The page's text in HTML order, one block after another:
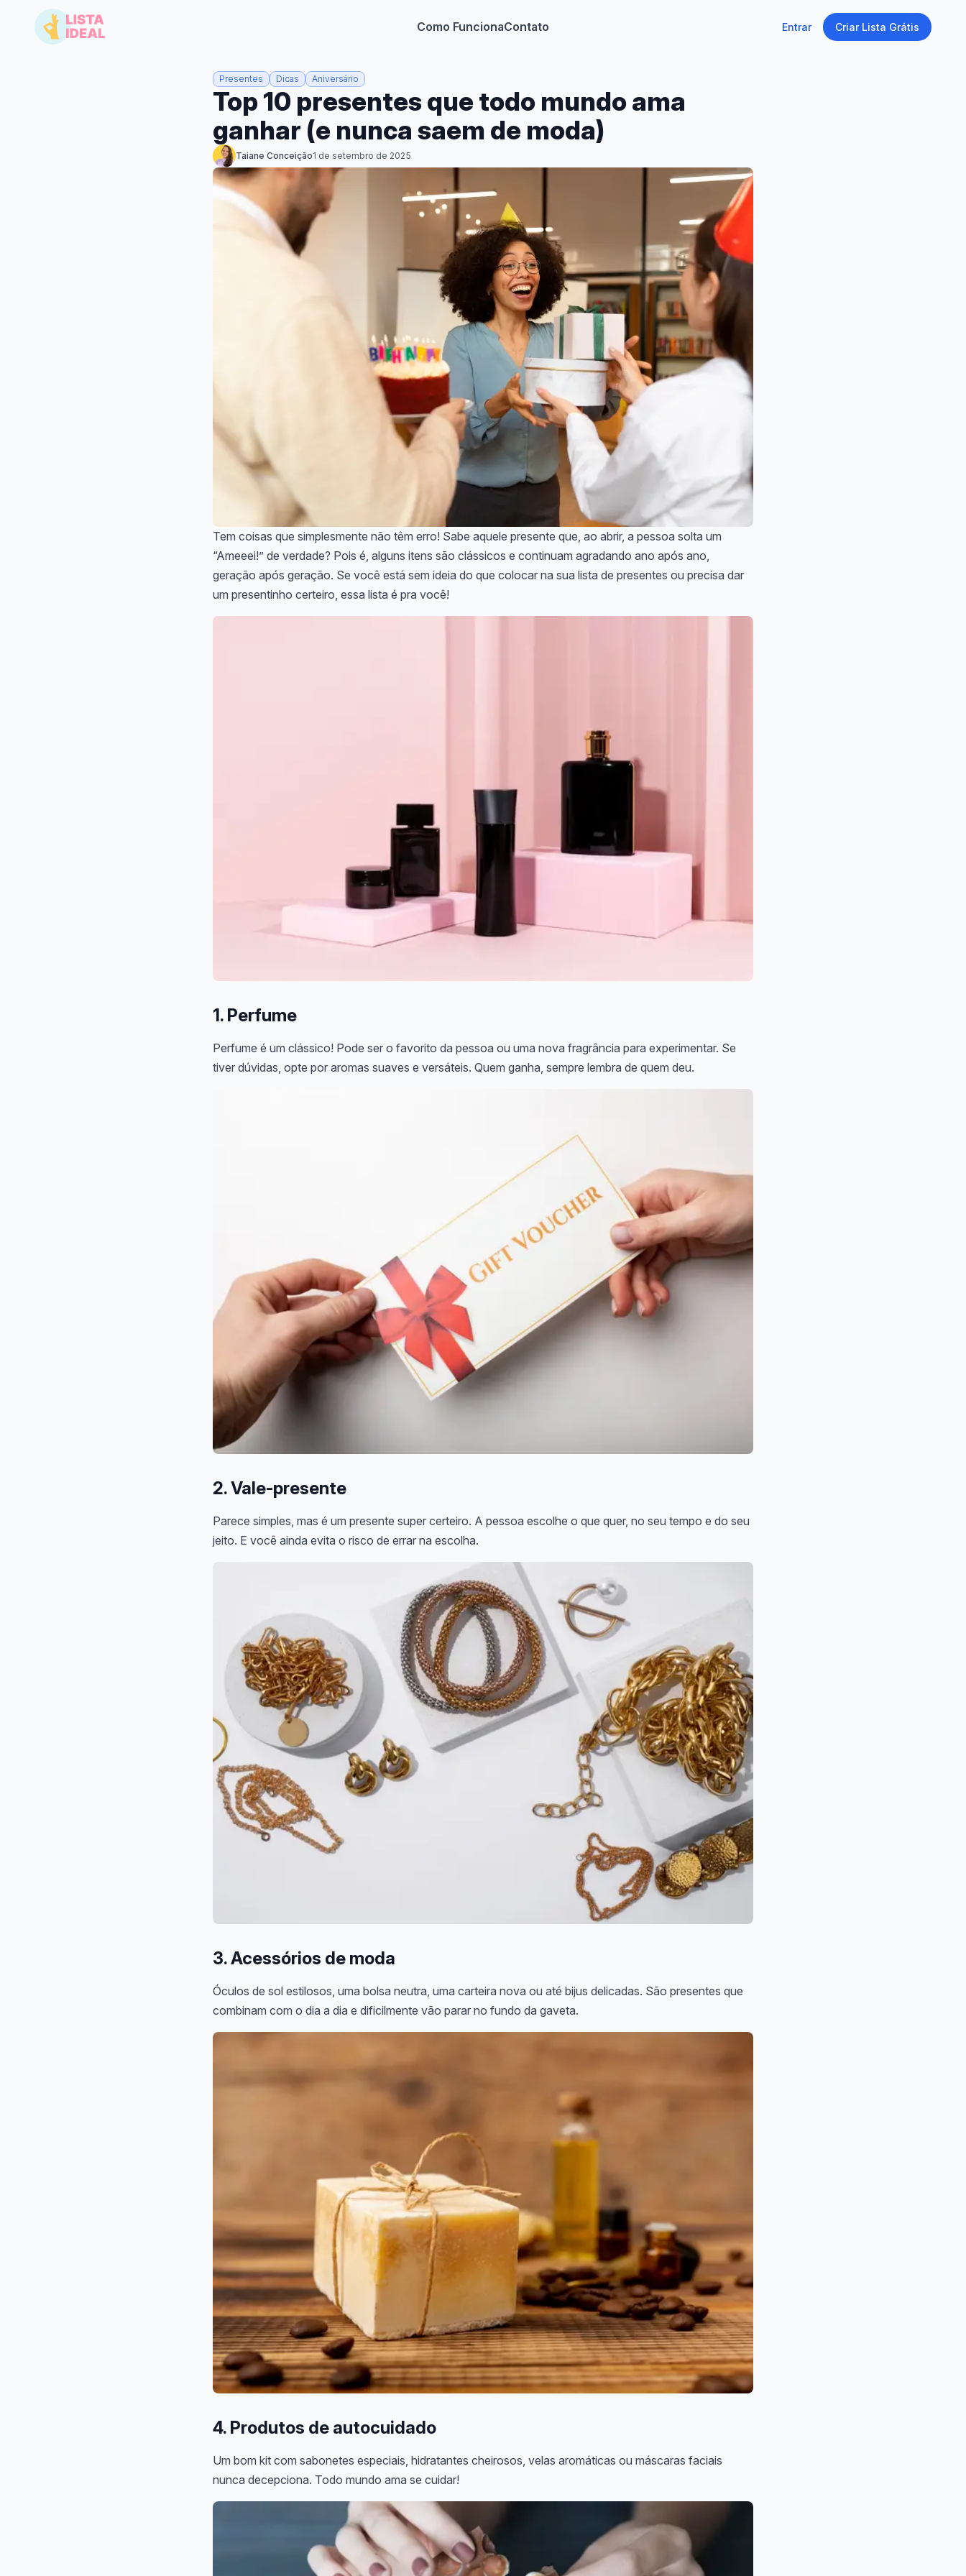
Como FuncionaContato Entrar Criar Lista Grátis
Presentes Dicas Aniversário
Top 10 presentes que todo mundo ama
ganhar (e nunca saem de moda)
Taiane Conceição1 de setembro de 2025
Tem coisas que simplesmente não têm erro! Sabe aquele presente que, ao abrir, a pessoa solta um
“Ameeei!” de verdade? Pois é, alguns itens são clássicos e continuam agradando ano após ano,
geração após geração. Se você está sem ideia do que colocar na sua lista de presentes ou precisa dar
um presentinho certeiro, essa lista é pra você!
1. Perfume
Perfume é um clássico! Pode ser o favorito da pessoa ou uma nova fragrância para experimentar. Se
tiver dúvidas, opte por aromas suaves e versáteis. Quem ganha, sempre lembra de quem deu.
2. Vale-presente
Parece simples, mas é um presente super certeiro. A pessoa escolhe o que quer, no seu tempo e do seu
jeito. E você ainda evita o risco de errar na escolha.
3. Acessórios de moda
Óculos de sol estilosos, uma bolsa neutra, uma carteira nova ou até bijus delicadas. São presentes que
combinam com o dia a dia e dificilmente vão parar no fundo da gaveta.
4. Produtos de autocuidado
Um bom kit com sabonetes especiais, hidratantes cheirosos, velas aromáticas ou máscaras faciais
nunca decepciona. Todo mundo ama se cuidar!